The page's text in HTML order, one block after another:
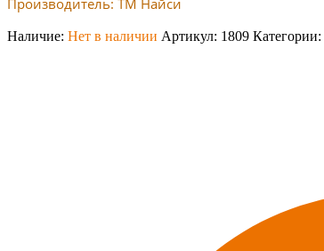
Производитель: ТМ Найси
Наличие: Нет в наличии Артикул: 1809 Категории: